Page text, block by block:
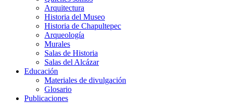
Arquitectura
Historia del Museo
Historia de Chapultepec
Arqueología
Murales
Salas de Historia
Salas del Alcázar
Educación
Materiales de divulgación
Glosario
Publicaciones